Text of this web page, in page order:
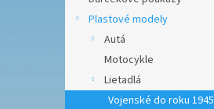
Plastové modely
Autá
Motocykle
Lietadlá
Vojenské do roku 1945